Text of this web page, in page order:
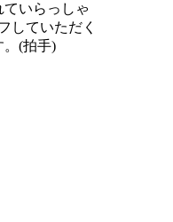
いらっしゃ
していただく
。(拍手)